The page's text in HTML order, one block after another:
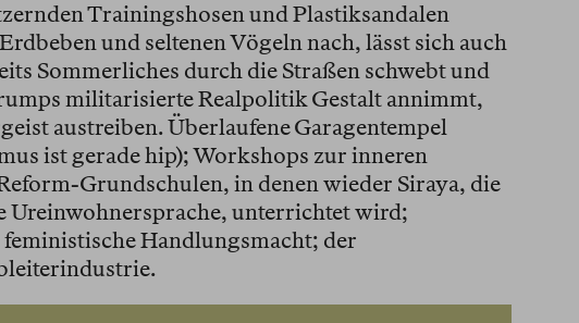
Trainingshosen und Plastiksandalen
und seltenen Vögeln nach, lässt sich auch
Sommerliches durch die Straßen schwebt und
militarisierte Realpolitik Gestalt annimmt,
austreiben. Überlaufene Garagentempel
ist gerade hip); Workshops zur inneren
Grundschulen, in denen wieder Siraya, die
Ureinwohnersprache, unterrichtet wird;
Handlungsmacht; der